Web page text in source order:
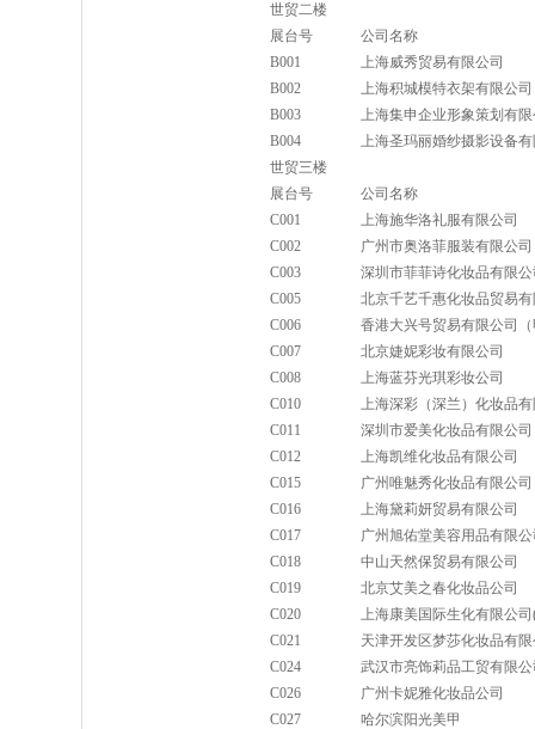
世贸二楼
展台号
公司名称
B001
上海威秀贸易有限公司
B002
上海积城模特衣架有限公司
B003
上海集申企业形象策划有
B004
上海圣玛丽婚纱摄影设备
世贸三楼
展台号
公司名称
C001
上海施华洛礼服有限公司
C002
广州市奥洛菲服装有限公司
C003
深圳市菲菲诗化妆品有限
C005
北京千艺千惠化妆品贸易
C006
香港大兴号贸易有限公司
C007
北京婕妮彩妆有限公司
C008
上海蓝芬光琪彩妆公司
C010
上海深彩（深兰）化妆品
C011
深圳市爱美化妆品有限公司
C012
上海凯维化妆品有限公司
C015
广州唯魅秀化妆品有限公司
C016
上海黛莉妍贸易有限公司
C017
广州旭佑堂美容用品有限
C018
中山天然保贸易有限公司
C019
北京艾美之春化妆品公司
C020
上海康美国际生化有限公
C021
天津开发区梦莎化妆品有
C024
武汉市亮饰莉品工贸有限
C026
广州卡妮雅化妆品公司
C027
哈尔滨阳光美甲